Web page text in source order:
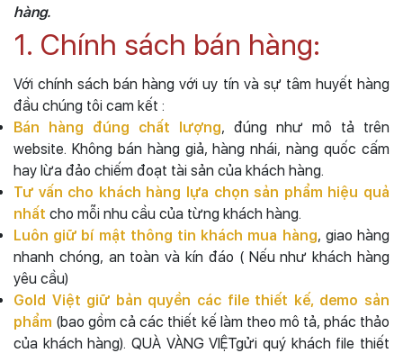
hàng.
1. Chính sách bán hàng:
Với chính sách bán hàng với uy tín và sự tâm huyết hàng
đầu chúng tôi cam kết :
Bán hàng đúng chất lượng, đúng như mô tả trên
website. Không bán hàng giả, hàng nhái, nàng quốc cấm
hay lừa đảo chiếm đoạt tài sản của khách hàng.
Tư vấn cho khách hàng lựa chọn sản phẩm hiệu quả
nhất cho mỗi nhu cầu của từng khách hàng.
Luôn giữ bí mật thông tin khách mua hàng, giao hàng
nhanh chóng, an toàn và kín đáo ( Nếu như khách hàng
yêu cầu)
Gold Việt giữ bản quyền các file thiết kế, demo sản
phẩm (bao gồm cả các thiết kế làm theo mô tả, phác thảo
của khách hàng). QUÀ VÀNG VIỆTgửi quý khách file thiết